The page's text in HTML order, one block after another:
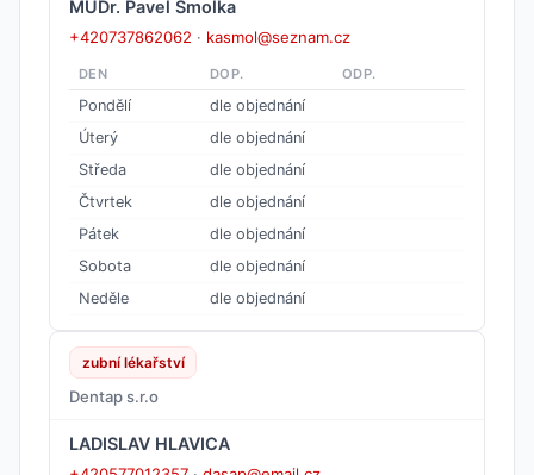
MUDr. Pavel Smolka
+420737862062 · kasmol@seznam.cz
DEN DOP. ODP.
Pondělí
dle objednání
Úterý
dle objednání
Středa
dle objednání
Čtvrtek
dle objednání
Pátek
dle objednání
Sobota
dle objednání
Neděle
dle objednání
zubní lékařství
Dentap s.r.o
LADISLAV HLAVICA